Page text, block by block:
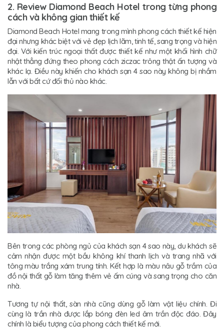
2. Review Diamond Beach Hotel trong từng phong
cách và không gian thiết kế
Diamond Beach Hotel mang trong mình phong cách thiết kế hiện
đại nhưng khác biệt với vẻ đẹp lịch lãm, tinh tế, sang trọng và hiện
đại. Với kiến trúc ngoại thất được thiết kế như một khối hình chữ
nhật thẳng đứng theo phong cách ziczac trông thật ấn tượng và
khác lạ. Điều này khiến cho khách sạn 4 sao này không bị nhầm
lẫn với bất cứ đối thủ nào khác.
Bên trong các phòng ngủ của khách sạn 4 sao này, du khách sẽ
cảm nhận được một bầu không khí thanh lịch và trang nhã với
tông màu trắng xám trung tính. Kết hợp là màu nâu gỗ trầm của
đồ nội thất gỗ làm tăng thêm vẻ ấm cúng và sang trọng cho căn
nhà.
Tương tự nội thất, sàn nhà cũng dùng gỗ làm vật liệu chính. Đi
cùng là trần nhà được lắp bóng đèn led âm trần độc đáo. Đây
chính là biểu tượng của phong cách thiết kế mới.